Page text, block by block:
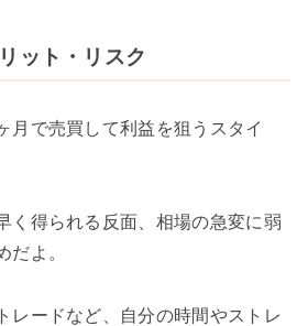
ット・リスク
月で売買して利益を狙うスタイ
く得られる反面、相場の急変に弱
だよ。
レードなど、自分の時間やストレ